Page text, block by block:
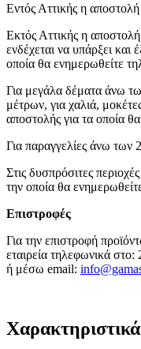
Εντός Αττικής η
Εκτός Αττικής η
ενδέχεται να υπάρξει και
οποία θα ενημερωθείτε
Για μεγάλα δέματα άνω
μέτρων, για χαλιά,
αποστολής για τα οποία
Για παραγγελίες άνω των
Στις δυσπρόσιτες
την οποία θα
Επιστροφές
Για την επιστροφή
εταιρεία τηλεφωνικά
ή μέσω email:
Χαρακτηριστικά